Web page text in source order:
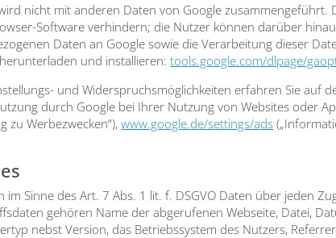
nicht mit ande­ren Daten von Goog­le zusam­men­ge­führt.
Soft­ware ver­hin­dern; die Nut­zer kön­nen dar­über
Daten an Goog­le sowie die Ver­ar­bei­tung die­ser
und instal­lie­ren: tools.google.com/dlpage/
und Wider­spruchs­mög­lich­kei­ten erfah­ren Sie auf
durch Goog­le bei Ihrer Nut­zung von Web­sites oder
zu Wer­be­zwe­cken“), www.google.de/settings/ads
Sin­ne des Art. 7 Abs. 1 lit. f. DSGVO Daten über jeden
gehö­ren Name der abge­ru­fe­nen Web­sei­te, Datei,
nebst Ver­si­on, das Betriebs­sys­tem des Nut­zers,